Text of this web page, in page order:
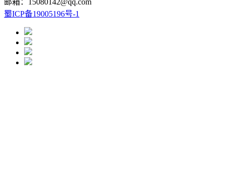
邮箱：15080142@qq.com
蜀ICP备19005196号-1